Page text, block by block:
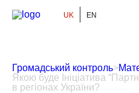
Громадський Контроль
UK EN
Громадський контроль>
Якою буде Ініціатива
в регіонах України?